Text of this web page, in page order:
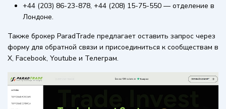
+44 (203) 86-23-878, +44 (208) 15-75-550 — отделение в
Лондоне.
Также брокер ParadTrade предлагает оставить запрос через
форму для обратной связи и присоединиться к сообществам в
X, Facebook, Youtube и Телеграм.